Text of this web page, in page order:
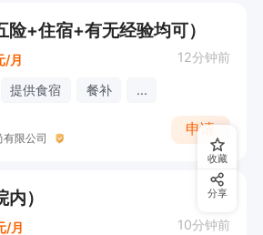
险+住宿+有无经验均可）
/月 12分钟前
提供食宿 餐补 ...
限公司
申请
）
/月 10分钟前
收藏
分享